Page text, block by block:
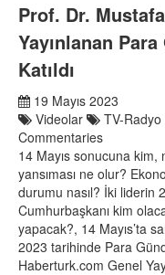
Prof. Dr.
Yayınlanan
Katıldı
19 Mayıs 2023
Videolar
TV-
Commentaries
14 Mayıs sonucuna
yansıması ne olur?
durumu nasıl? İki liderin
Cumhurbaşkanı kim
yapacak?, 14 Mayıs’ta
2023 tarihinde Para
Haberturk.com Genel